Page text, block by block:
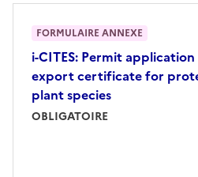
i-CITES: Permit
export certificate for
plant species
OBLIGATOIRE
FORMULAIRE ANNEXE